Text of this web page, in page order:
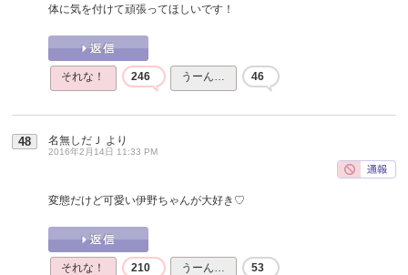
体に気を付けて頑張ってほしいです！
それな！ 246 うーん… 46
48 名無しだＪ より
2016年2月14日 11:33 PM
変態だけど可愛い伊野ちゃんが大好き♡
それな！ 210 うーん… 53